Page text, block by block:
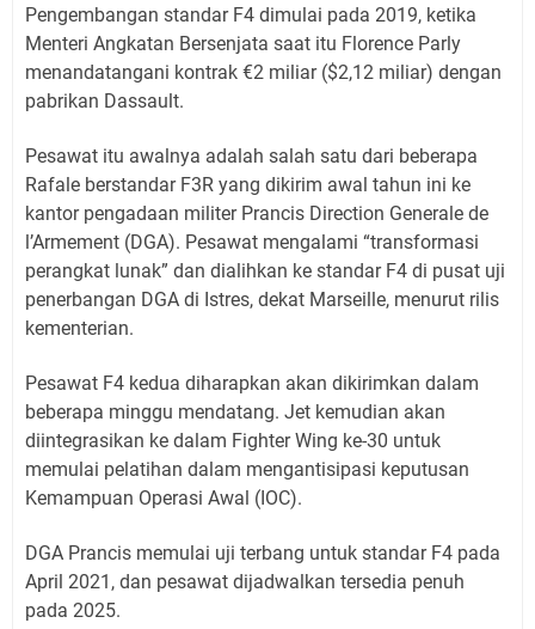
Pengembangan standar F4 dimulai pada 2019, ketika
Menteri Angkatan Bersenjata saat itu Florence Parly
menandatangani kontrak €2 miliar ($2,12 miliar) dengan
pabrikan Dassault.
Pesawat itu awalnya adalah salah satu dari beberapa
Rafale berstandar F3R yang dikirim awal tahun ini ke
kantor pengadaan militer Prancis Direction Generale de
l’Armement (DGA). Pesawat mengalami “transformasi
perangkat lunak” dan dialihkan ke standar F4 di pusat uji
penerbangan DGA di Istres, dekat Marseille, menurut rilis
kementerian.
Pesawat F4 kedua diharapkan akan dikirimkan dalam
beberapa minggu mendatang. Jet kemudian akan
diintegrasikan ke dalam Fighter Wing ke-30 untuk
memulai pelatihan dalam mengantisipasi keputusan
Kemampuan Operasi Awal (IOC).
DGA Prancis memulai uji terbang untuk standar F4 pada
April 2021, dan pesawat dijadwalkan tersedia penuh
pada 2025.